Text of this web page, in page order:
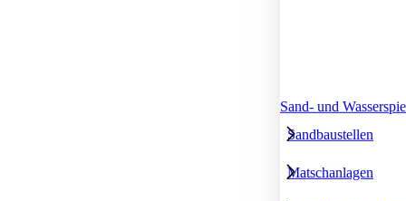
Sand- und
Sandbaustellen
Matschanlagen